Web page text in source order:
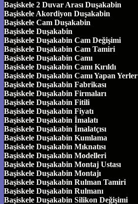
Başiskele 2 Duvar Arası Duşakabin
Başiskele Akordiyon Duşakabin
Başiskele Cam Duşakabin
Başiskele Duşakabin
Başiskele Duşakabin Cam Değişimi
Başiskele Duşakabin Cam Tamiri
Başiskele Duşakabin Camı
Başiskele Duşakabin Camı Kırıldı
Başiskele Duşakabin Camı Yapan Yerler
Başiskele Duşakabin Fabrikası
Başiskele Duşakabin Firmaları
Başiskele Duşakabin Fitili
Başiskele Duşakabin Fiyatı
Başiskele Duşakabin İmalatı
Başiskele Duşakabin İmalatçısı
Başiskele Duşakabin Kumlama
Başiskele Duşakabin Mıknatısı
Başiskele Duşakabin Modelleri
Başiskele Duşakabin Montaj Ustası
Başiskele Duşakabin Montajı
Başiskele Duşakabin Rulman Tamiri
Başiskele Duşakabin Rulmanı
Başiskele Duşakabin Silikon Değişimi